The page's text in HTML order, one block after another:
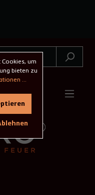
Cookies, um
bieten zu
...